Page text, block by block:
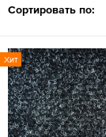
Сортировать по:
Хит